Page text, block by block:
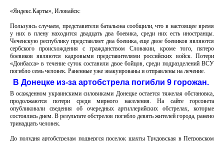
«Яндекс.Карты», Иловайск:
Пользуясь случаем, представители батальона сообщили, что в настоящее время
у них в плену находится двадцать два боевика, среди них есть иностранцы.
Чеченскую республику представляет два боевика, еще двое боевиков являются
сербского происхождения с гражданством Словакии, кроме того, пятеро
боевиков являются кадровыми представителями российских войск. Потери
«Донбасса» в течение суток составили двое бойцов, среди подразделений ВСУ
погибло семь человек. Раненные уже эвакуированы и отправлены на лечение.
В Донецке из-за артобстрела погибли 9 горожан.
В осажденном украинскими силовиками Донецке остается тяжелая обстановка,
продолжаются потери среди мирного населения. На сайте горсовета
опубликовали сведения об очередных артиллерийских обстрелах, которые
состоялись днем. В результате обстрелов погибло девять жителей города, ранено
тринадцать человек.
До полудня артобстрелам подвергся поселок шахты Трудовская в Петровском